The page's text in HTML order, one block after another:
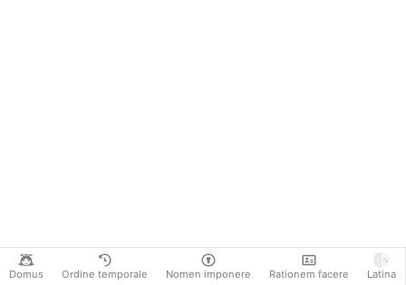
Domus Ordine temporale Nomen imponere Rationem facere Latina